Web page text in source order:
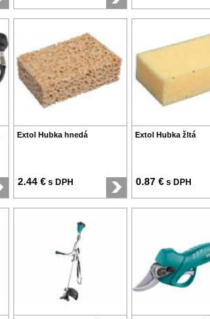
Extol Hubka hnedá
2.44 € s DPH
Extol Hubka žltá
0.87 € s DPH